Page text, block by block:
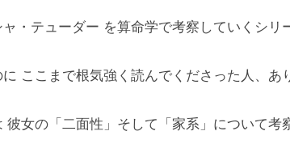
ャ・テューダー を算命学で考察していくシリ
ここまで根気強く読んでくださった人、あ
彼女の「二面性」そして「家系」について考